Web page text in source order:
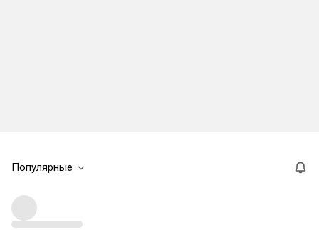
Популярные